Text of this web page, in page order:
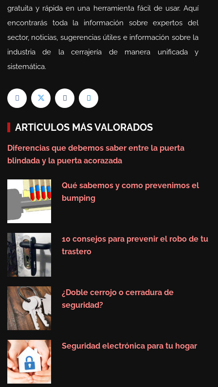
gratuita y rápida en una herramienta fácil de usar. Aquí
encontrarás toda la información sobre expertos del
sector, noticias, sugerencias útiles e información sobre la
industria de la cerrajería de manera unificada y
sistemática.
ARTÍCULOS MÁS VALORADOS
Diferencias que debemos saber entre la puerta
blindada y la puerta acorazada
Qué sabemos y como prevenimos el
bumping
10 consejos para prevenir el robo de tu
trastero
¿Doble cerrojo o cerradura de
seguridad?
Seguridad electrónica para tu hogar